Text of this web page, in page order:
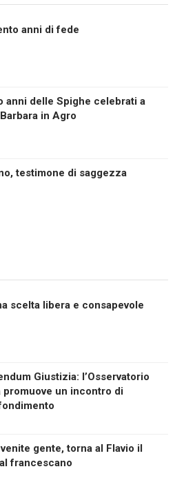
anni di fede
anni delle Spighe celebrati a
in Agro
testimone di saggezza
scelta libera e consapevole
Giustizia: l’Osservatorio
promuove un incontro di
gente, torna al Flavio il
francescano